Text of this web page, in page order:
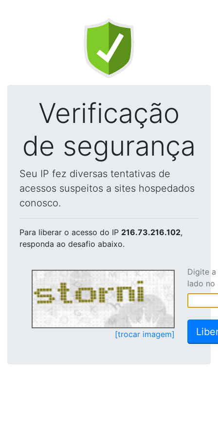
Verificação
de segurança
Seu IP fez diversas tentativas de
acessos suspeitos a sites hospedados
conosco.
Para liberar o acesso do IP 216.73.216.102,
responda ao desafio abaixo.
[trocar imagem]
Digite
lado no